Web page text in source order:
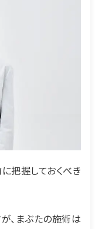
把握しておくべき
、まぶたの施術は